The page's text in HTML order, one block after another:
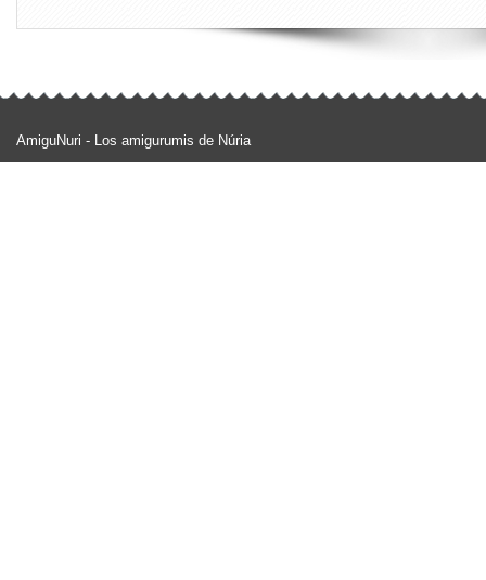
AmiguNuri - Los amigurumis de Núria